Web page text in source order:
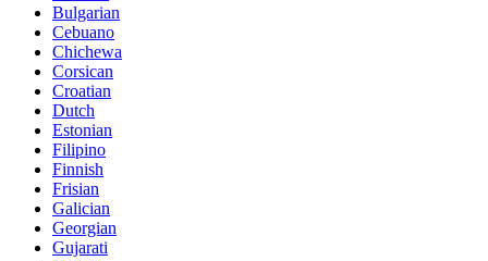
Bulgarian
Cebuano
Chichewa
Corsican
Croatian
Dutch
Estonian
Filipino
Finnish
Frisian
Galician
Georgian
Gujarati